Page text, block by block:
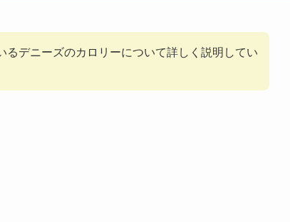
るデニーズのカロリーについて詳しく説明してい